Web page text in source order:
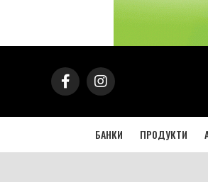
БАНКИ ПРОДУКТИ